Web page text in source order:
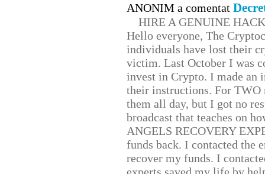
ANONIM a comentat
HIRE A GENUINE
Hello everyone, The
individuals have lost their
victim. Last October I was
invest in Crypto. I made
their instructions. For TWO
them all day, but I got no
broadcast that teaches on
ANGELS RECOVERY
funds back. I contacted the
recover my funds. I